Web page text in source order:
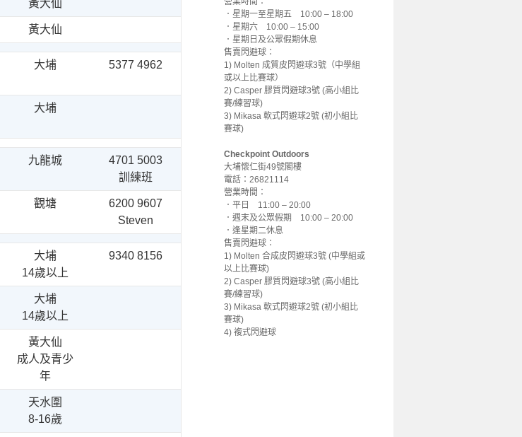
黃大仙
黃大仙
大埔 5377 4962
大埔
九龍城
4701 5003
訓練班
觀塘
6200 9607
Steven
大埔
14歲以上
9340 8156
大埔
14歲以上
黃大仙
成人及青少
年
天水圍
8-16歲
．星期一至星期五 10:00 – 18:00
．星期六 10:00 – 15:00
．星期日及公眾假期休息
售賣閃避球：
1) Molten 成質皮閃避球3號（中學組
或以上比賽球）
2) Casper 膠質閃避球3號 (高小組比
賽/練習球)
3) Mikasa 軟式閃避球2號 (初小組比
賽球)
Checkpoint Outdoors
大埔懷仁街49號閣樓
電話：26821114
營業時間：
．平日 11:00 – 20:00
．週末及公眾假期 10:00 – 20:00
．逢星期二休息
售賣閃避球：
1) Molten 合成皮閃避球3號 (中學組或
以上比賽球)
2) Casper 膠質閃避球3號 (高小組比
賽/練習球)
3) Mikasa 軟式閃避球2號 (初小組比
賽球)
4) 複式閃避球